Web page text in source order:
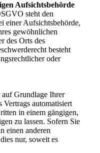
Aufsichtsbehörde
steht den
einer Aufsichtsbehörde,
gewöhnlichen
des Orts des
besteht
oder
auf Grundlage Ihrer
automatisiert
in einem gängigen,
zu lassen. Sofern Sie
einen anderen
nur, soweit es